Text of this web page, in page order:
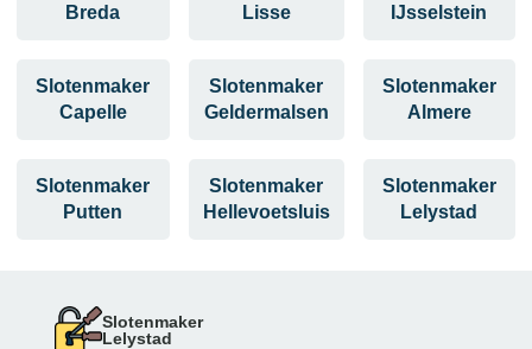
Breda
Lisse
IJsselstein
Slotenmaker
Capelle
Slotenmaker
Geldermalsen
Slotenmaker
Almere
Slotenmaker
Putten
Slotenmaker
Hellevoetsluis
Slotenmaker
Lelystad
Slotenmaker
Lelystad